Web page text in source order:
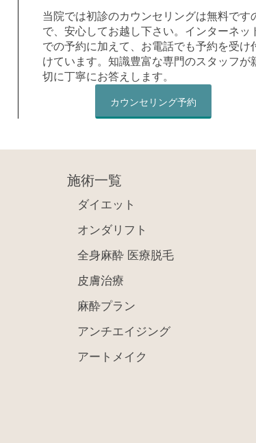
当院では初診のカウンセリングは無料です
で、安心してお越し下さい。インターネッ
での予約に加えて、お電話でも予約を受け
けています。知識豊富な専門のスタッフが
切に丁寧にお答えします。
カウンセリング予約
施術一覧
ダイエット
オンダリフト
全身麻酔 医療脱毛
皮膚治療
麻酔プラン
アンチエイジング
アートメイク